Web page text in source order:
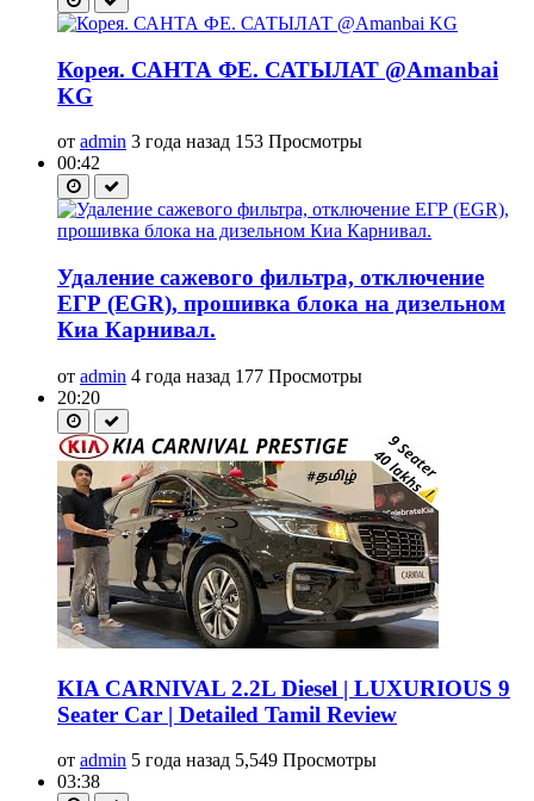
Корея. САНТА ФЕ. САТЫЛАТ @Amanbai
KG
от admin 3 года назад 153 Просмотры
00:42
Удаление сажевого фильтра, отключение
ЕГР (EGR), прошивка блока на дизельном
Киа Карнивал.
от admin 4 года назад 177 Просмотры
20:20
KIA CARNIVAL 2.2L Diesel | LUXURIOUS 9
Seater Car | Detailed Tamil Review
от admin 5 года назад 5,549 Просмотры
03:38